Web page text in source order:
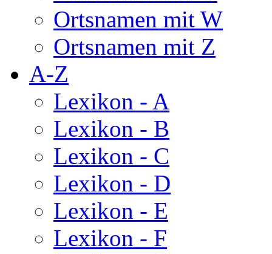
Ortsnamen mit W
Ortsnamen mit Z
A-Z
Lexikon - A
Lexikon - B
Lexikon - C
Lexikon - D
Lexikon - E
Lexikon - F